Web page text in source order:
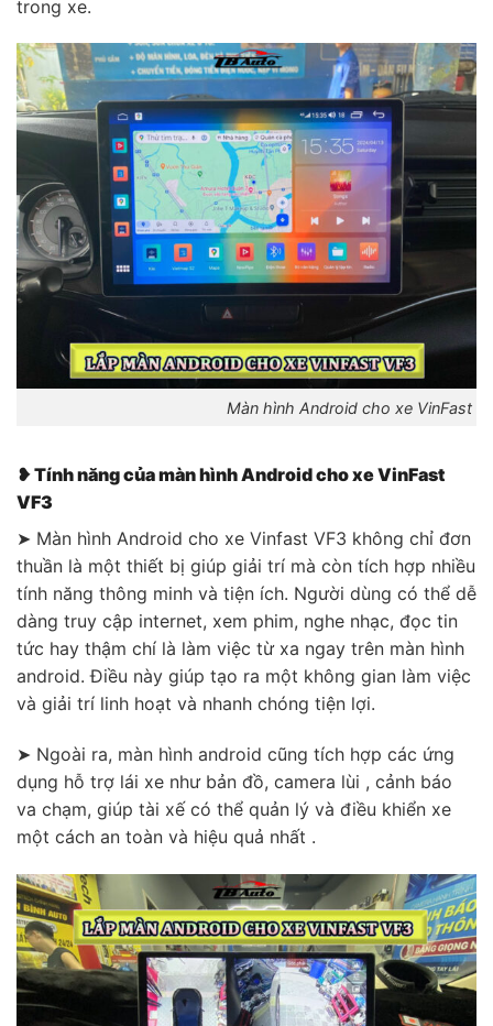
trong xe.
Màn hình Android cho xe VinFast
❥ Tính năng của màn hình Android cho xe VinFast
VF3
➤ Màn hình Android cho xe Vinfast VF3 không chỉ đơn
thuần là một thiết bị giúp giải trí mà còn tích hợp nhiều
tính năng thông minh và tiện ích. Người dùng có thể dễ
dàng truy cập internet, xem phim, nghe nhạc, đọc tin
tức hay thậm chí là làm việc từ xa ngay trên màn hình
android. Điều này giúp tạo ra một không gian làm việc
và giải trí linh hoạt và nhanh chóng tiện lợi.
➤ Ngoài ra, màn hình android cũng tích hợp các ứng
dụng hỗ trợ lái xe như bản đồ, camera lùi , cảnh báo
va chạm, giúp tài xế có thể quản lý và điều khiển xe
một cách an toàn và hiệu quả nhất .